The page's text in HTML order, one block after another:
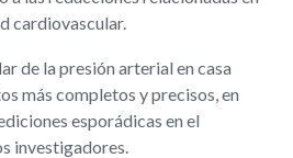
cardiovascular.
de la presión arterial en casa
más completos y precisos, en
esporádicas en el
investigadores.